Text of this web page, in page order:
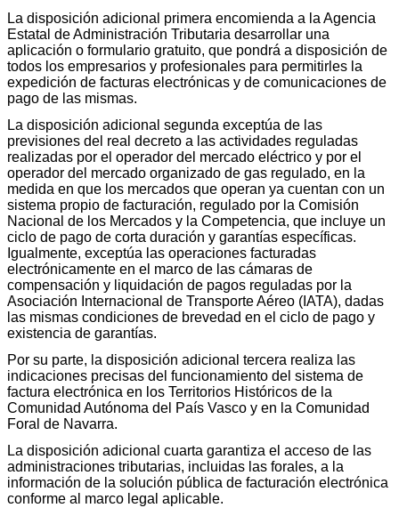
La disposición adicional primera encomienda a la Agencia
Estatal de Administración Tributaria desarrollar una
aplicación o formulario gratuito, que pondrá a disposición de
todos los empresarios y profesionales para permitirles la
expedición de facturas electrónicas y de comunicaciones de
pago de las mismas.
La disposición adicional segunda exceptúa de las
previsiones del real decreto a las actividades reguladas
realizadas por el operador del mercado eléctrico y por el
operador del mercado organizado de gas regulado, en la
medida en que los mercados que operan ya cuentan con un
sistema propio de facturación, regulado por la Comisión
Nacional de los Mercados y la Competencia, que incluye un
ciclo de pago de corta duración y garantías específicas.
Igualmente, exceptúa las operaciones facturadas
electrónicamente en el marco de las cámaras de
compensación y liquidación de pagos reguladas por la
Asociación Internacional de Transporte Aéreo (IATA), dadas
las mismas condiciones de brevedad en el ciclo de pago y
existencia de garantías.
Por su parte, la disposición adicional tercera realiza las
indicaciones precisas del funcionamiento del sistema de
factura electrónica en los Territorios Históricos de la
Comunidad Autónoma del País Vasco y en la Comunidad
Foral de Navarra.
La disposición adicional cuarta garantiza el acceso de las
administraciones tributarias, incluidas las forales, a la
información de la solución pública de facturación electrónica
conforme al marco legal aplicable.